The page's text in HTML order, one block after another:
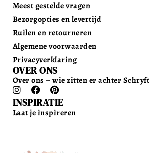
Meest gestelde vragen
Bezorgopties en levertijd
Ruilen en retourneren
Algemene voorwaarden
Privacyverklaring
OVER ONS
Over ons – wie zitten er achter Schryft
INSPIRATIE
Laat je inspireren